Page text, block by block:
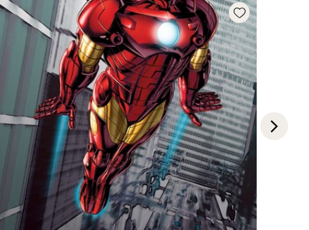
Add wishlist